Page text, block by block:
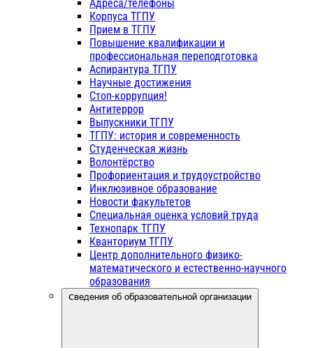
Адреса/телефоны
Корпуса ТГПУ
Прием в ТГПУ
Повышение квалификации и
профессиональная переподготовка
Аспирантура ТГПУ
Научные достижения
Стоп-коррупция!
Антитеррор
Выпускники ТГПУ
ТГПУ: история и современность
Студенческая жизнь
Волонтёрство
Профориентация и трудоустройство
Инклюзивное образование
Новости факультетов
Специальная оценка условий труда
Технопарк ТГПУ
Кванториум ТГПУ
Центр дополнительного физико-
математического и естественно-научного
образования
Сведения об образовательной организации